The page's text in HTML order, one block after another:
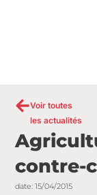
Voir toutes
les actualités
contre-
date: 15/04/2015